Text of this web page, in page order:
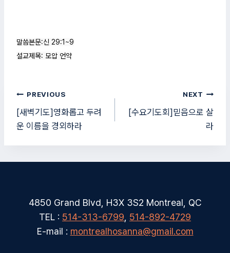
말씀본문:신 29:1~9
설교제목: 모압 언약
글
탐
색
PREVIOUS
[새벽기도]영화롭고 두려
운 이름을 경외하라
NEXT
[수요기도회]믿음으로 살
라
4850 Grand Blvd, H3X 3S2 Montreal, QC
TEL : 514-313-6799 514-892-4729
E-mail : montrealhosanna@gmail.com